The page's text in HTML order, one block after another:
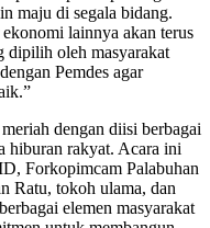
maju di segala bidang.
lainnya akan terus
dipilih oleh masyarakat
Pemdes agar
dengan diisi berbagai
hiburan rakyat. Acara ini
Forkopimcam Palabuhan
Ratu, tokoh ulama, dan
elemen masyarakat